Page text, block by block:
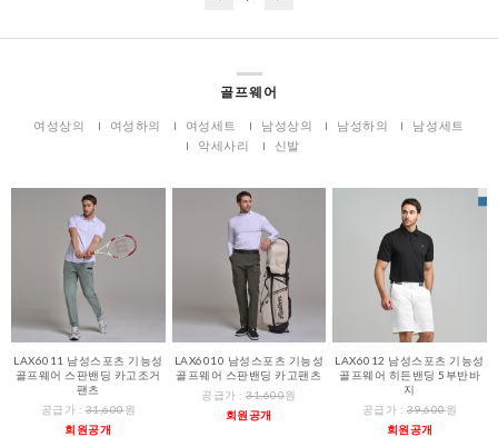
골프웨어
여성상의 여성하의 여성세트 남성상의 남성하의
남성세트
악세사리
신발
LAX6011 남성스포츠 기능성
골프웨어 스판밴딩 카고조거
팬츠
공급가 :31,600원
회원공개
LAX6010 남성스포츠 기능성
골프웨어 스판밴딩 카고팬츠
공급가 :31,600원
회원공개
LAX6012 남성스포츠 기능성
골프웨어 히든밴딩 5부반바
지
공급가 : 39,600원
회원공개